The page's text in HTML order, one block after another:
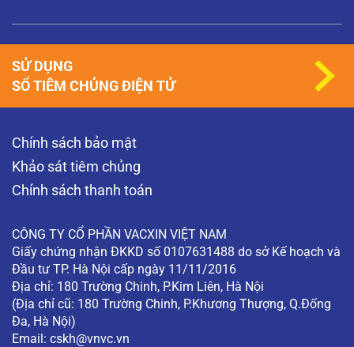
Chính sách bảo mật
Khảo sát tiêm chủng
Chính sách thanh toán
CÔNG TY CỔ PHẦN VACXIN VIỆT NAM
Giấy chứng nhận ĐKKD số 0107631488 do sở Kế hoạch và
Đầu tư TP. Hà Nội cấp ngày 11/11/2016
Địa chỉ: 180 Trường Chinh, P.Kim Liên, Hà Nội
(Địa chỉ cũ: 180 Trường Chinh, P.Khương Thượng, Q.Đống
Đa, Hà Nội)
Email: cskh@vnvc.vn
SỬ DỤNG
SỔ TIÊM CHỦNG ĐIỆN TỬ